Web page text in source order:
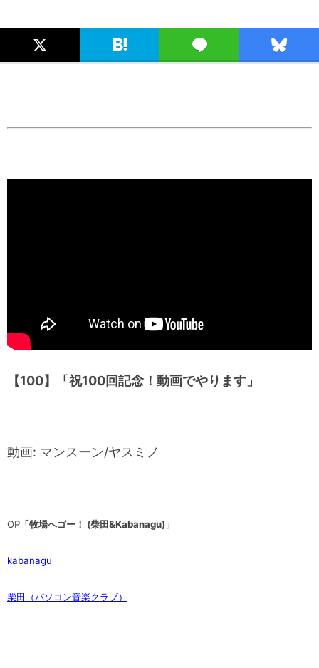
【100】「祝100回記念！動画でやります」
動画: マンスーン/ヤスミノ
OP 「牧場へゴー！ (柴田&Kabanagu)」
kabanagu
柴田（パソコン音楽クラブ）